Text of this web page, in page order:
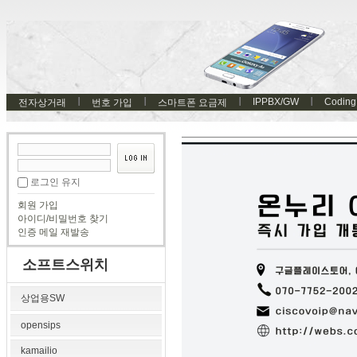
전자상거래 번호 가입 스마트폰 요금제 IPPBX/GW Coding
로그인 유지
회원 가입
아이디/비밀번호 찾기
인증 메일 재발송
소프트스위치
상업용SW
opensips
kamailio